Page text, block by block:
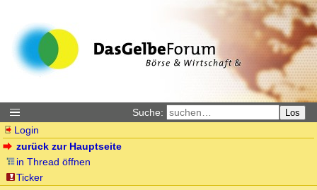
Suche: Los
Login
zurück zur Hauptseite
in Thread öffnen
Ticker